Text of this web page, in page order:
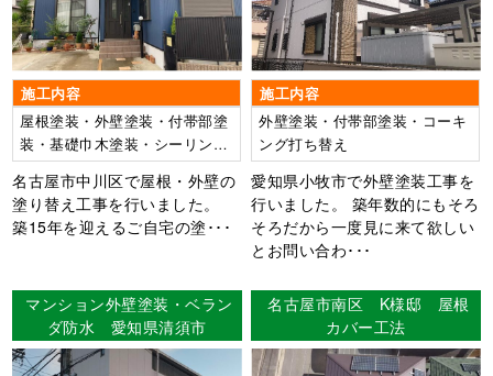
施工内容
屋根塗装・外壁塗装・付帯部塗
装・基礎巾木塗装・シーリング
打ち替え工事
名古屋市中川区で屋根・外壁の
塗り替え工事を行いました。
築15年を迎えるご自宅の塗･･･
施工内容
外壁塗装・付帯部塗装・コーキ
ング打ち替え
愛知県小牧市で外壁塗装工事を
行いました。 築年数的にもそろ
そろだから一度見に来て欲しい
とお問い合わ･･･
マンション外壁塗装・ベラン
ダ防水 愛知県清須市
名古屋市南区 K様邸 屋根
カバー工法